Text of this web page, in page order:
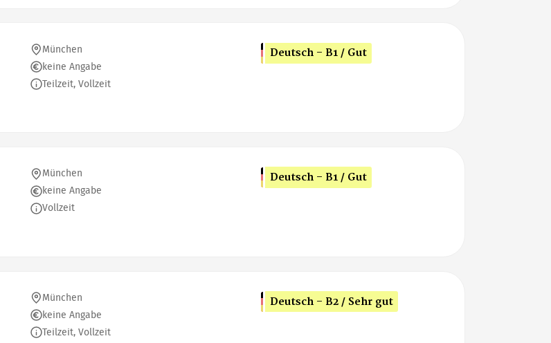
München
keine Angabe
Teilzeit, Vollzeit
Deutsch - B1 / Gut
München
keine Angabe
Vollzeit
Deutsch - B1 / Gut
München
keine Angabe
Teilzeit, Vollzeit
Deutsch - B2 / Sehr gut